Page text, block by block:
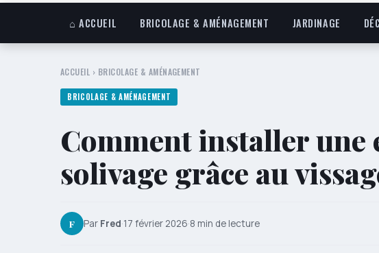
⌂ ACCUEIL BRICOLAGE & AMÉNAGEMENT JARDINAGE
ACCUEIL › BRICOLAGE & AMÉNAGEMENT
BRICOLAGE & AMÉNAGEMENT
Comment installer une
solivage grâce au
F Par Fred·17 février 2026·8 min de lecture